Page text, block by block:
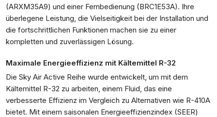
(ARXM35A9) und einer Fernbedienung (BRC1E53A). Ihre
überlegene Leistung, die Vielseitigkeit bei der Installation und
die fortschrittlichen Funktionen machen sie zu einer
kompletten und zuverlässigen Lösung.
Maximale Energieeffizienz mit Kältemittel R-32
Die Sky Air Active Reihe wurde entwickelt, um mit dem
Kältemittel R-32 zu arbeiten, einem Fluid, das eine
verbesserte Effizienz im Vergleich zu Alternativen wie R-410A
bietet. Mit einem saisonalen Energieeffizienzindex (SEER)